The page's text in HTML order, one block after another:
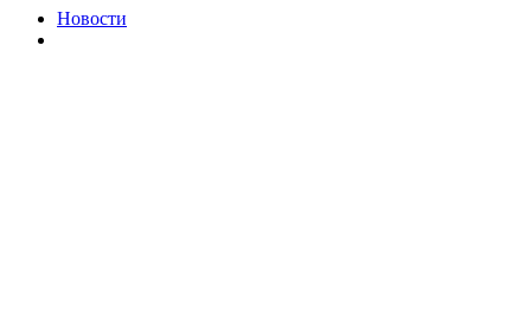
Новости